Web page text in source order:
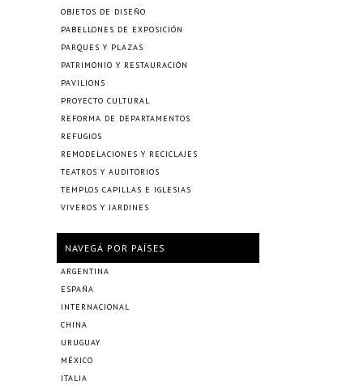
OBJETOS DE DISEÑO
PABELLONES DE EXPOSICIÓN
PARQUES Y PLAZAS
PATRIMONIO Y RESTAURACIÓN
PAVILIONS
PROYECTO CULTURAL
REFORMA DE DEPARTAMENTOS
REFUGIOS
REMODELACIONES Y RECICLAJES
TEATROS Y AUDITORIOS
TEMPLOS CAPILLAS E IGLESIAS
VIVEROS Y JARDINES
NAVEGÁ POR PAÍSES
ARGENTINA
ESPAÑA
INTERNACIONAL
CHINA
URUGUAY
MÉXICO
ITALIA